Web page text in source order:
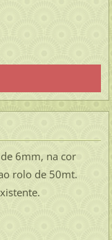
6mm, na cor
rolo de 50mt.